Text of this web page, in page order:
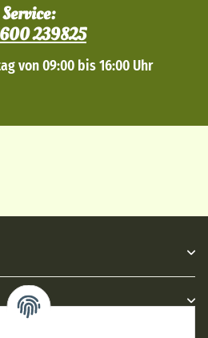
Service:
239825
von 09:00 bis 16:00 Uhr